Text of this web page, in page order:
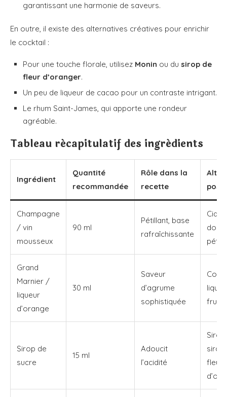
garantissant une harmonie de saveurs.
En outre, il existe des alternatives créatives pour enrichir
le cocktail :
Pour une touche florale, utilisez Monin ou du sirop de
fleur d’oranger.
Un peu de liqueur de cacao pour un contraste intrigant.
Le rhum Saint-James, qui apporte une rondeur
agréable.
Tableau récapitulatif des ingrédients
Ingrédient
Quantité
recommandée
Rôle dans la
recette
Champagne
/ vin
mousseux
90 ml
Pétillant, base
rafraîchissante
doux
Grand
Marnier /
liqueur
d’orange
30 ml
Saveur
d’agrume
sophistiquée
fruits
Sirop de
sucre
15 ml
Adoucit
l’acidité
Sirop
sirop
fleur